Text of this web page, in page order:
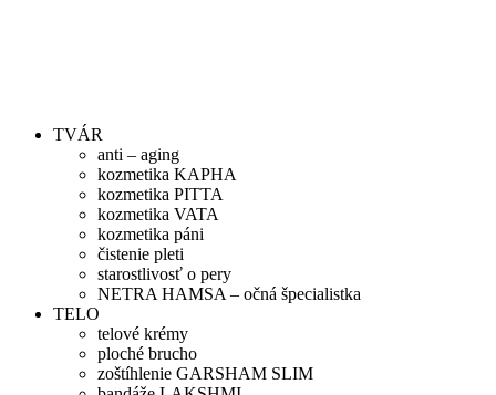
TVÁR
anti – aging
kozmetika KAPHA
kozmetika PITTA
kozmetika VATA
kozmetika páni
čistenie pleti
starostlivosť o pery
NETRA HAMSA – očná špecialistka
TELO
telové krémy
ploché brucho
zoštíhlenie GARSHAM SLIM